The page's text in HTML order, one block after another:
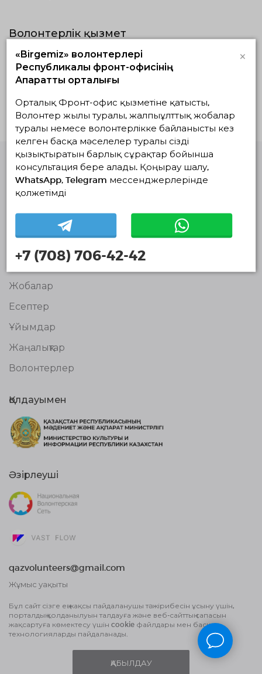
Волонтерлік қызмет
Жүзеге асып
жатқандар
Жоспардағылар
Белсенді жобалар жоқ
Волонтерлердің
бірыңғай
платформасы
Навигация
Біз туралы
Жобалар
Есептер
Ұйымдар
Жаңалықтар
Волонтерлер
Қолдауымен
Әзірлеуші
qazvolunteers@gmail.com
Жұмыс уақыты
Жария оферта шарты
Деректерді өңдеу туралы Пайдаланушы
Бұл сайт сізге ең жақсы пайдаланушы тәжірибесін ұсыну үшін,
порталдың қолданылуын талдауға және веб-сайттың сапасын
жақсартуға көмектесу үшін cookie файлдары мен басқа
технологияларды пайдаланады.
ҚАБЫЛДАУ
«Birgemiz» волонтерлері
Республикалық фронт-офисінің
Ақпараттық орталығы
×
Орталық Фронт-офис қызметіне қатысты,
Волонтер жылы туралы, жалпыұлттық жобалар
туралы немесе волонтерлікке байланысты кез
келген басқа мәселелер туралы сізді
қызықтыратын барлық сұрақтар бойынша
консультация бере алады. Қоңырау шалу,
WhatsApp, Telegram мессенджерлерінде
қолжетімді
+7 (708) 706-42-42